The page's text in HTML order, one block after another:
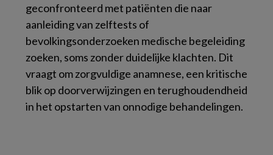
geconfronteerd met patiënten die naar
aanleiding van zelftests of
bevolkingsonderzoeken medische begeleiding
zoeken, soms zonder duidelijke klachten. Dit
vraagt om zorgvuldige anamnese, een kritische
blik op doorverwijzingen en terughoudendheid
in het opstarten van onnodige behandelingen.